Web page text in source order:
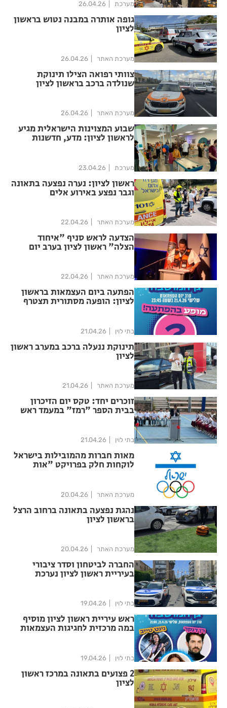
מערכת 26.04.26
גופה אותרה במבנה נטוש בראשון
לציון
מערכת האתר 26.04.26
צוותי רפואה הצילו תינוקת
שנולדה ברכב בראשון לציון
מערכת האתר 26.04.26
שבוע המצוינות הישראלית מגיע
לראשון לציון: מדע, חדשנות
מערכת 23.04.26
ראשון לציון: נערה נפצעה בתאונה
וגבר נפצע באירוע אלים
מערכת האתר 22.04.26
הצדעה לראש סניף "איחוד
הצלה" ראשון לציון בערב יום
מערכת האתר 22.04.26
הפתעה ביום העצמאות בראשון
לציון: הופעה מסתורית תצטרף
בתי לוין 21.04.26
תינוקת ננעלה ברכב במערב ראשון
לציון
מערכת האתר 21.04.26
זוכרים יחד: טקס יום הזיכרון
בבית הספר "רמז" במעמד ראש
בתי לוין 21.04.26
מאות חברות מהמובילות בישראל
לוקחות חלק בפרויקט "אות
מערכת האתר 20.04.26
נהגת נפצעה בתאונה ברחוב הרצל
בראשון לציון
מערכת האתר 20.04.26
החברה לביטחון וסדר ציבורי
בעיריית ראשון לציון נערכת
בתי לוין 19.04.26
ראש עיריית ראשון לציון מוסיף
במה מרכזית לחגיגות העצמאות
בתי לוין 19.04.26
2 פצועים בתאונה במרכז ראשון
לציון